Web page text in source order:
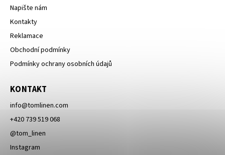
Napište nám
Kontakty
Reklamace
Obchodní podmínky
Podmínky ochrany osobních údajů
KONTAKT
info@tomlinen.com
+420 739 519 068
@tom_linen
Instagram